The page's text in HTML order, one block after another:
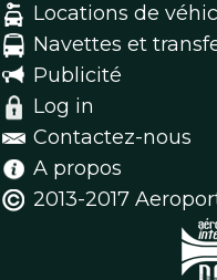
Locations de
Navettes et
Publicité
Log in
Contactez-nous
A propos
2013-2017